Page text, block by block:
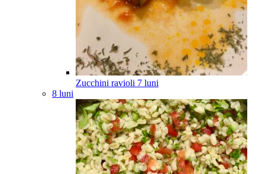
Zucchini ravioli 7 luni
8 luni